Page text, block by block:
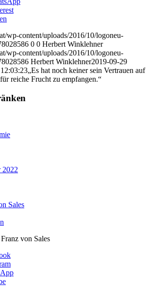
wp-content/uploads/2016/10/logoneu-
0 0 Herbert Winklehner
wp-content/uploads/2016/10/logoneu-
Herbert Winklehner2019-09-29
„Es hat noch keiner sein Vertrauen auf
reiche Frucht zu empfangen.“
2022
Sales
von Sales